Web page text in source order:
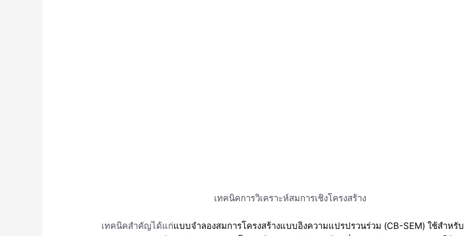
เทคนิคการวิเคราะห์สมการเชิงโครงสร้าง
เทคนิคสำคัญได้แก่แบบจำลองสมการโครงสร้างแบบอิงความแปรปรวนร่วม (CB-SEM) ใช้สำหรับ